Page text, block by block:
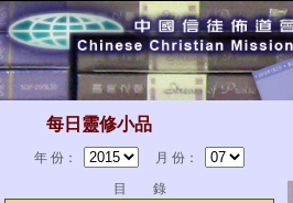
每日靈修小品
年 份：
月 份：
目 錄